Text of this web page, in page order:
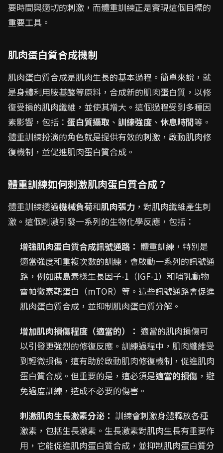
要時間與適切的刺激，而體重訓練正是實現這個目標的
重要工具。
肌肉蛋白質合成機制
肌肉蛋白質合成是肌肉生長的基本過程。簡單來說，就
是身體利用胺基酸等原料，合成新的肌肉蛋白質，以修
復受損的肌肉纖維，並使其增大。這個過程受到多種因
素影響，包括： 蛋白質攝取 、 訓練強度 、 休息時間等。
體重訓練扮演的角色就是提供有效的刺激，啟動肌肉修
復機制，並促進肌肉蛋白質合成。
體重訓練如何刺激肌肉蛋白質合成？
體重訓練透過機械負荷和肌肉張力 ，對肌肉纖維產生刺
激。這個刺激引發一系列的生物化學反應，包括：
增強肌肉蛋白質合成訊號通路： 體重訓練，特別是
適當強度和重複次數的訓練，會啟動一系列的訊號通
路，例如胰島素樣生長因子-1（IGF-1）和哺乳動物
雷帕黴素靶蛋白（mTOR）等。這些訊號通路會促進
肌肉蛋白質合成，並抑制肌肉蛋白質分解。
增加肌肉損傷程度（適當的）： 適當的肌肉損傷可
以引發更強烈的修復反應。訓練過程中，肌肉纖維受
到輕微損傷，這有助於啟動肌肉修復機制，促進肌肉
蛋白質合成。但重要的是，這必須是適當的損傷 ，避
免過度訓練，造成不必要的傷害。
刺激肌肉生長激素分泌： 訓練會刺激身體釋放各種
激素，包括生長激素。生長激素對肌肉生長有重要作
用，它能促進肌肉蛋白質合成，並抑制肌肉蛋白質分